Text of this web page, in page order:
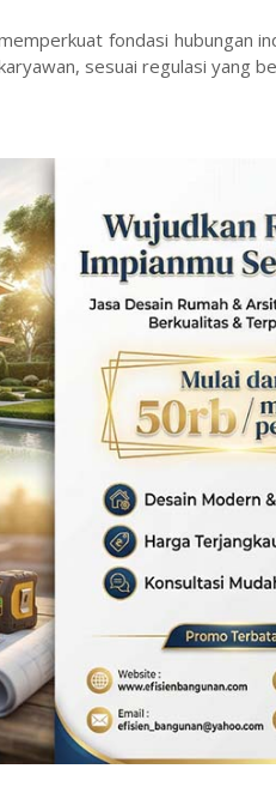
fondasi hubungan
sesuai regulasi yang